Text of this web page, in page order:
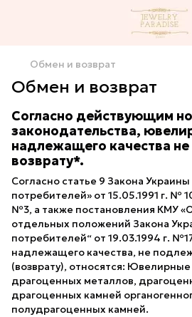
Обмен и возврат
Обмен и возврат
Согласно действующим
законодательства,
надлежащего качества
возврату*.
Согласно статье 9 Закона
потребителей» от 15.05.1991 г. №
№3, а также постановления КМУ
отдельных положений Закона
потребителей“ от 19.03.1994 г.
надлежащего качества, не
(возврату), относятся:
драгоценных металлов,
драгоценных камней
полудрагоценных камней.